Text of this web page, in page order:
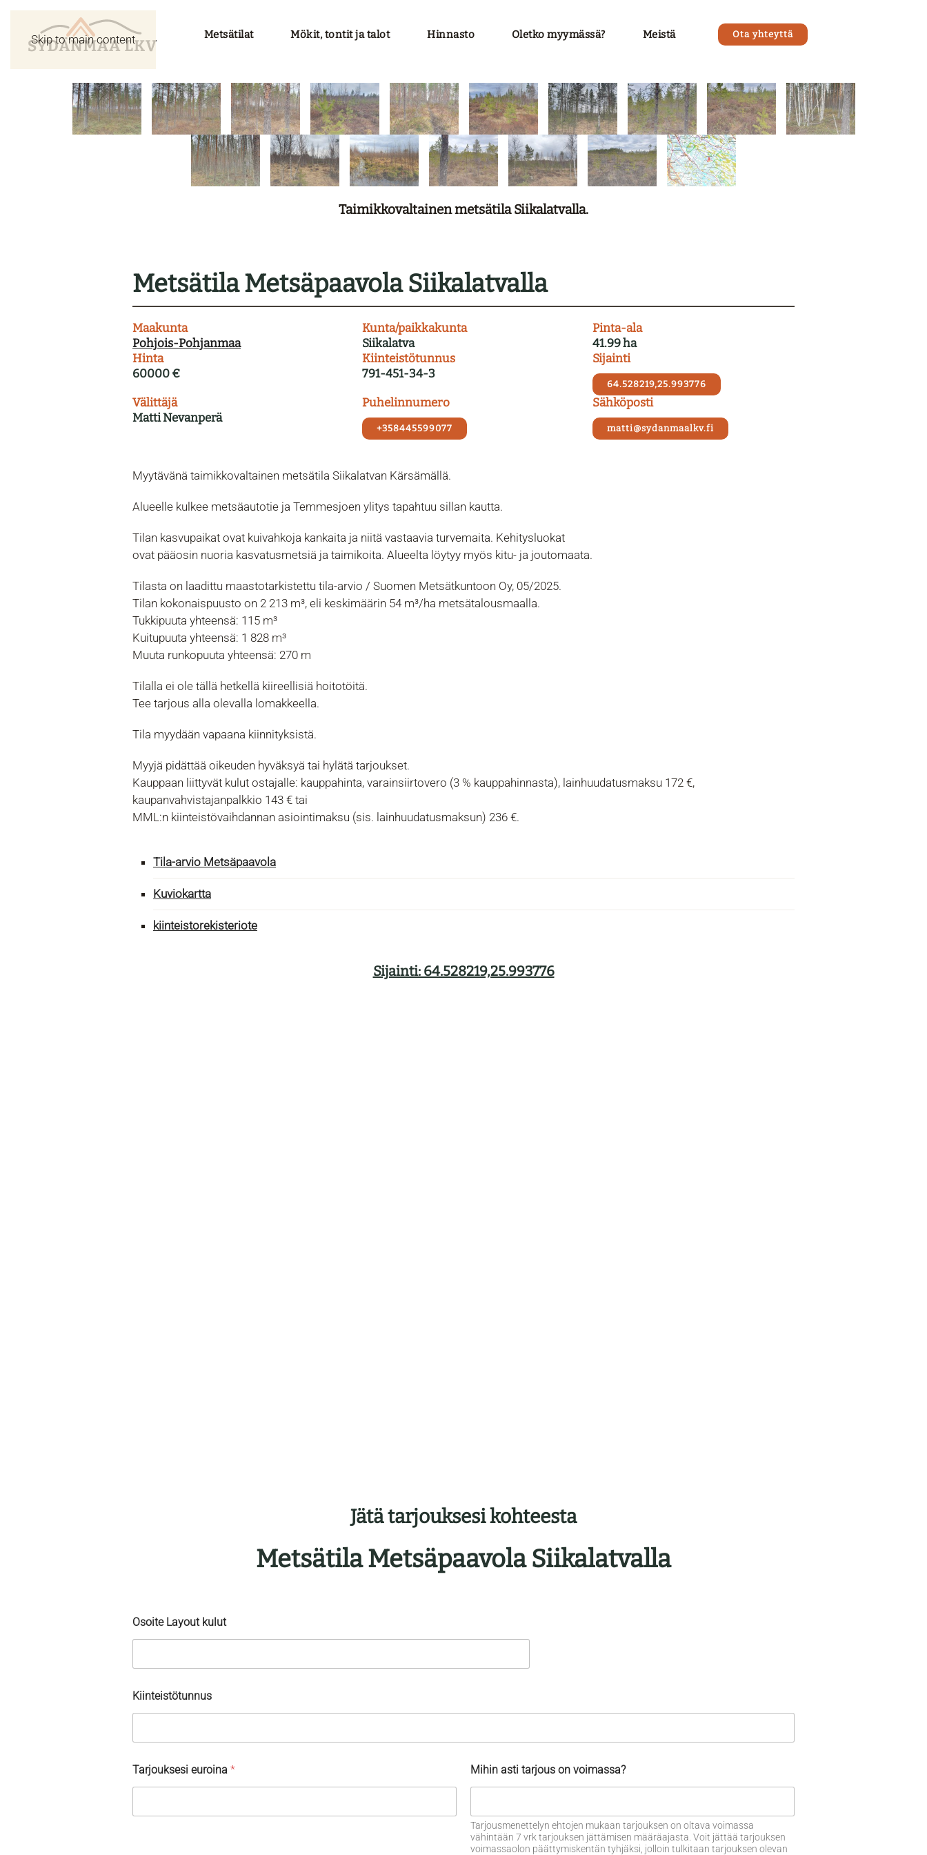
Skip to main content Metsätilat Mökit, tontit ja talot Hinnasto Oletko myymässä? Meistä Ota yhteyttä
Taimikkovaltainen metsätila Siikalatvalla.
Metsätila Metsäpaavola Siikalatvalla
Maakunta
Pohjois-Pohjanmaa
Kunta/paikkakunta
Siikalatva
Pinta-ala
41.99 ha
Hinta
60000 €
Kiinteistötunnus
791-451-34-3
Sijainti
64.528219,25.993776
Välittäjä
Matti Nevanperä
Puhelinnumero
+358445599077
Sähköposti
matti@sydanmaalkv.fi
Myytävänä taimikkovaltainen metsätila Siikalatvan Kärsämällä.
Alueelle kulkee metsäautotie ja Temmesjoen ylitys tapahtuu sillan kautta.
Tilan kasvupaikat ovat kuivahkoja kankaita ja niitä vastaavia turvemaita. Kehitysluokat
ovat pääosin nuoria kasvatusmetsiä ja taimikoita. Alueelta löytyy myös kitu- ja joutomaata.
Tilasta on laadittu maastotarkistettu tila-arvio / Suomen Metsätkuntoon Oy, 05/2025.
Tilan kokonaispuusto on 2 213 m³, eli keskimäärin 54 m³/ha metsätalousmaalla.
Tukkipuuta yhteensä: 115 m³
Kuitupuuta yhteensä: 1 828 m³
Muuta runkopuuta yhteensä: 270 m
Tilalla ei ole tällä hetkellä kiireellisiä hoitotöitä.
Tee tarjous alla olevalla lomakkeella.
Tila myydään vapaana kiinnityksistä.
Myyjä pidättää oikeuden hyväksyä tai hylätä tarjoukset.
Kauppaan liittyvät kulut ostajalle: kauppahinta, varainsiirtovero (3 % kauppahinnasta), lainhuudatusmaksu 172 €,
kaupanvahvistajanpalkkio 143 € tai
MML:n kiinteistövaihdannan asiointimaksu (sis. lainhuudatusmaksun) 236 €.
Tila-arvio Metsäpaavola
Kuviokartta
kiinteistorekisteriote
Sijainti: 64.528219,25.993776
Jätä tarjouksesi kohteesta
Metsätila Metsäpaavola Siikalatvalla
Osoite Layout kulut
Kiinteistötunnus
Tarjouksesi euroina * Mihin asti tarjous on voimassa?
Tarjousmenettelyn ehtojen mukaan tarjouksen on oltava voimassa
vähintään 7 vrk tarjouksen jättämisen määräajasta. Voit jättää tarjouksen
voimassaolon päättymiskentän tyhjäksi, jolloin tulkitaan tarjouksen olevan